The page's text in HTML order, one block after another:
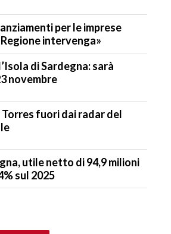
per le imprese
Regione intervenga»
di Sardegna: sarà
novembre
fuori dai radar del
utile netto di 94,9 milioni
sul 2025